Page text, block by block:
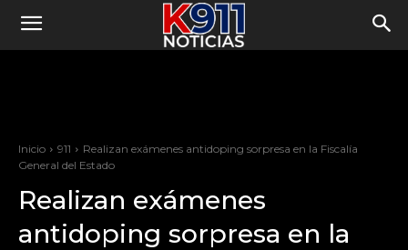
Inicio 911
Realizan exámenes antidoping sorpresa en la Fiscalía
General del Estado
Realizan exámenes
antidoping sorpresa en la